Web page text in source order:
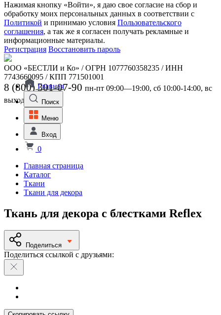
Нажимая кнопку «Войти», я даю свое согласие на сбор и
обработку моих персональных данных в соответствии с
Политикой и принимаю условия Пользовательского
соглашения, а так же я согласен получать рекламные и
информационные материалы.
Регистрация Восстановить пароль
ООО «БЕСТЛИ и Ко» / ОГРН 1077760358235 / ИНН
7743660095 / КПП 771501001
8 (800) 301-07-90 пн-пт 09:00—19:00, сб 10:00-14:00, вс
выходной
Главная
Поиск
Меню
Вход
0
Главная страница
Каталог
Ткани
Ткани для декора
Ткань для декора с блестками Reflex
Поделиться
Поделиться ссылкой с друзьями: